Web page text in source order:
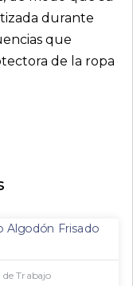
durante
que
de la ropa
de Trabajo